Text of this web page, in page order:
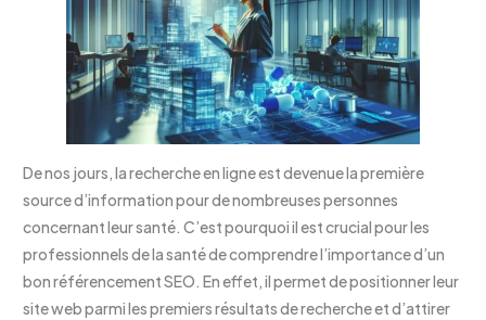
De nos jours, la recherche en ligne est devenue la première
source d’information pour de nombreuses personnes
concernant leur santé. C’est pourquoi il est crucial pour les
professionnels de la santé de comprendre l’importance d’un
bon référencement SEO. En effet, il permet de positionner leur
site web parmi les premiers résultats de recherche et d’attirer